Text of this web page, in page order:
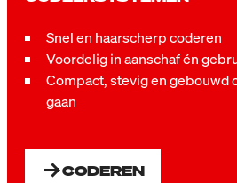
Snel en haarscherp coderen
Voordelig in aanschaf én
Compact, stevig en gebouwd
gaan
CODEREN